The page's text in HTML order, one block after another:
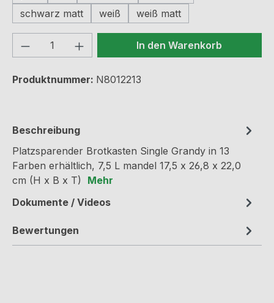
schwarz matt
weiß weiß matt
Produkt Anzahl: Gib denIn den Warenkorb
Produktnummer: N8012213
Beschreibung
Platzsparender Brotkasten Single Grandy in 13
Farben erhältlich, 7,5 L mandel 17,5 x 26,8 x 22,0
cm (H x B x T) Mehr
Dokumente / Videos
Bewertungen